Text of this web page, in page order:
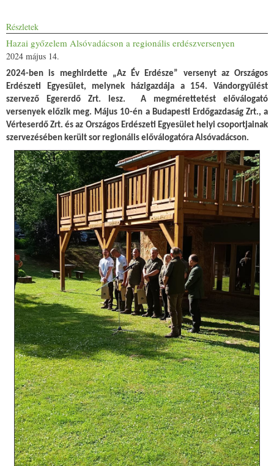
Részletek
Hazai győzelem Alsóvadácson a regionális erdészversenyen
2024 május 14.
2024-ben is meghirdette „Az Év Erdésze” versenyt az Országos
Erdészeti Egyesület, melynek házigazdája a 154. Vándorgyűlést
szervező Egererdő Zrt. lesz. A megmérettetést előválogató
versenyek előzik meg. Május 10-én a Budapesti Erdőgazdaság Zrt., a
Vérteserdő Zrt. és az Országos Erdészeti Egyesület helyi csoportjainak
szervezésében került sor regionális előválogatóra Alsóvadácson.